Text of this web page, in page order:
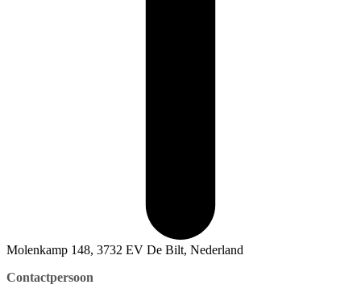
Molenkamp 148, 3732 EV De Bilt, Nederland
Contactpersoon